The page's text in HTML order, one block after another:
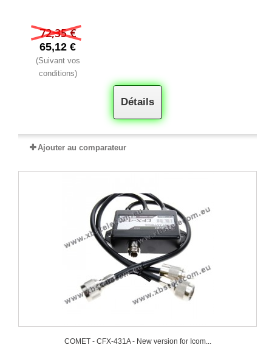
72,35 €
65,12 €
(Suivant vos
conditions)
Détails
Ajouter au comparateur
COMET - CFX-431A - New version for Icom...